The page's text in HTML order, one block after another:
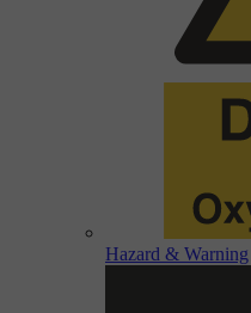
Hazard & Warning